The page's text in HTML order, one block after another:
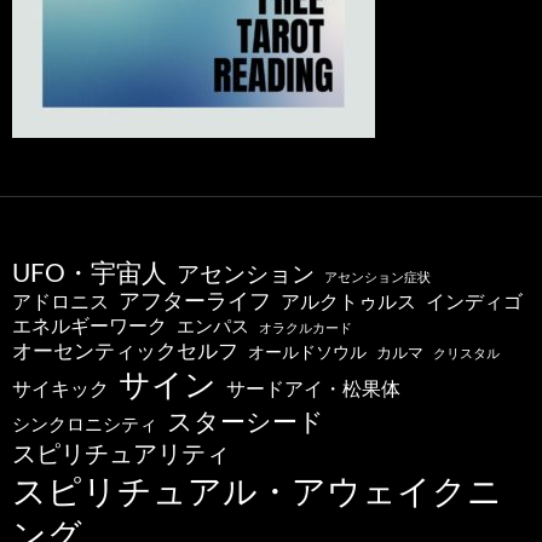
UFO・宇宙人 アセンション アセンション症状
アドロニス アフターライフ アルクトゥルス インディゴ
エネルギーワーク エンパス オラクルカード
オーセンティックセルフ オールドソウル カルマ クリスタル
サイキック サイン サードアイ・松果体
シンクロニシティ スターシード
スピリチュアリティ
スピリチュアル・アウェイクニ
ング